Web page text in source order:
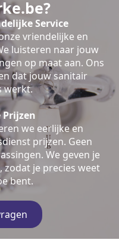
Service
vriendelijke en
luisteren naar jouw
op maat aan. Ons
dat jouw sanitair
werkt.
we eerlijke en
prijzen. Geen
We geven je
je precies weet
bent.